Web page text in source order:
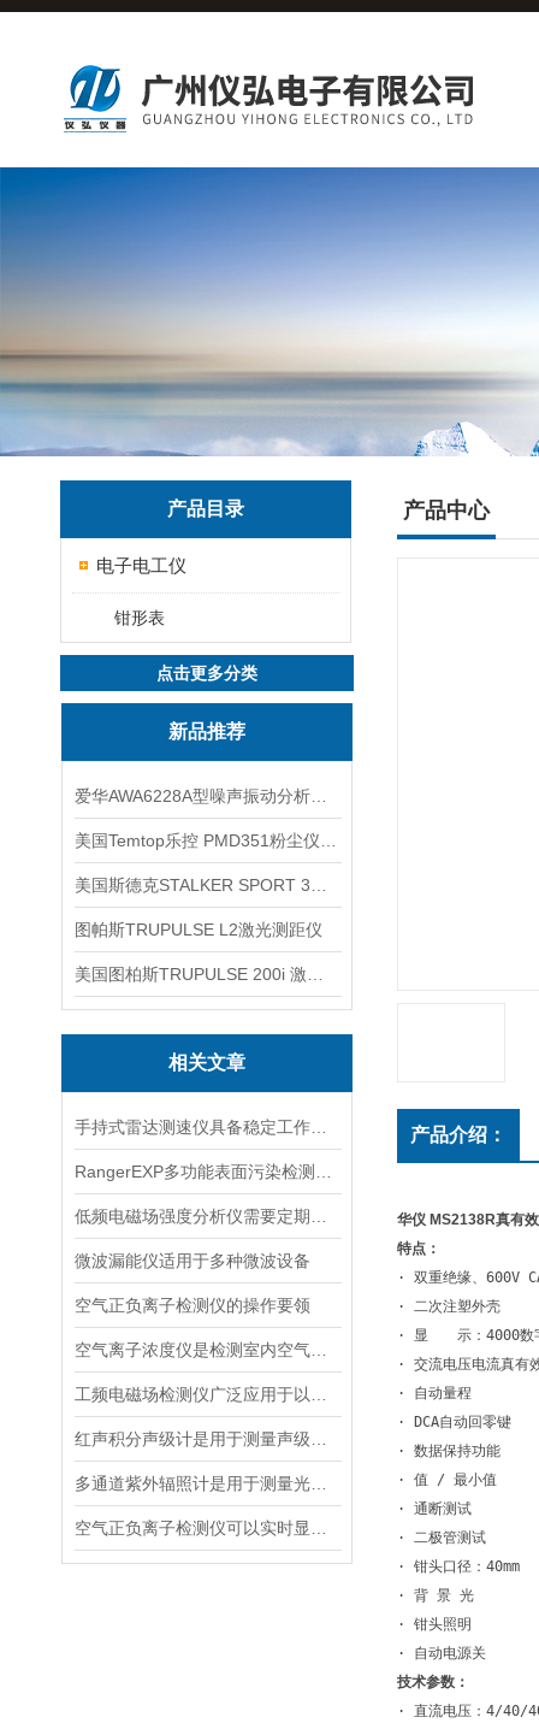
产品目录
电子电工仪
钳形表
点击更多分类
新品推荐
图帕斯TRUPULSE L2激光测距仪
相关文章
微波漏能仪适用于多种微波设备
空气正负离子检测仪的操作要领
产品中心
产品介绍：
华仪 MS2138R真有
特点：
· 双重绝缘、600V
· 二次注塑外壳
· 显　　示：4000数
· 交流电压电流真有
· 自动量程
· DCA自动回零键
· 数据保持功能
· 值 / 最小值
· 通断测试
· 二极管测试
· 钳头口径：40mm
· 背 景 光
· 钳头照明
· 自动电源关
技术参数：
· 直流电压：4/40/